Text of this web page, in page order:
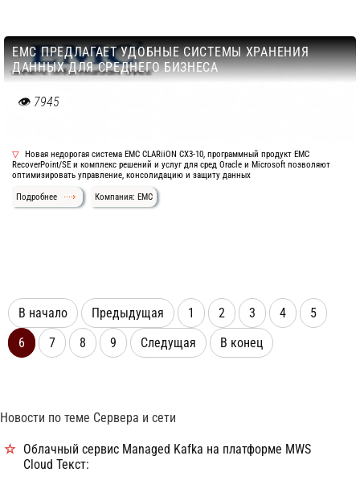
EMC ПРЕДЛАГАЕТ УДОБНЫЕ СИСТЕМЫ ХРАНЕНИЯ
ДАННЫХ ДЛЯ СРЕДНЕГО БИЗНЕСА
7945
Новая недорогая система EMC CLARiiON CX3-10, программный продукт EMC
RecoverPoint/SE и комплекс решений и услуг для сред Oracle и Microsoft позволяют
оптимизировать управление, консолидацию и защиту данных
Подробнее Компания: EMC
В начало Предыдущая 1 2 3 4
5
6
7 8 9 Следущая В конец
Новости по теме Сервера и сети
Облачный сервис Managed Kafka на платформе MWS
Cloud Текст: